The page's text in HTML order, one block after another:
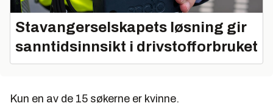
Stavangerselskapets løsning gir
sanntidsinnsikt i drivstofforbruket
Kun en av de 15 søkerne er kvinne.